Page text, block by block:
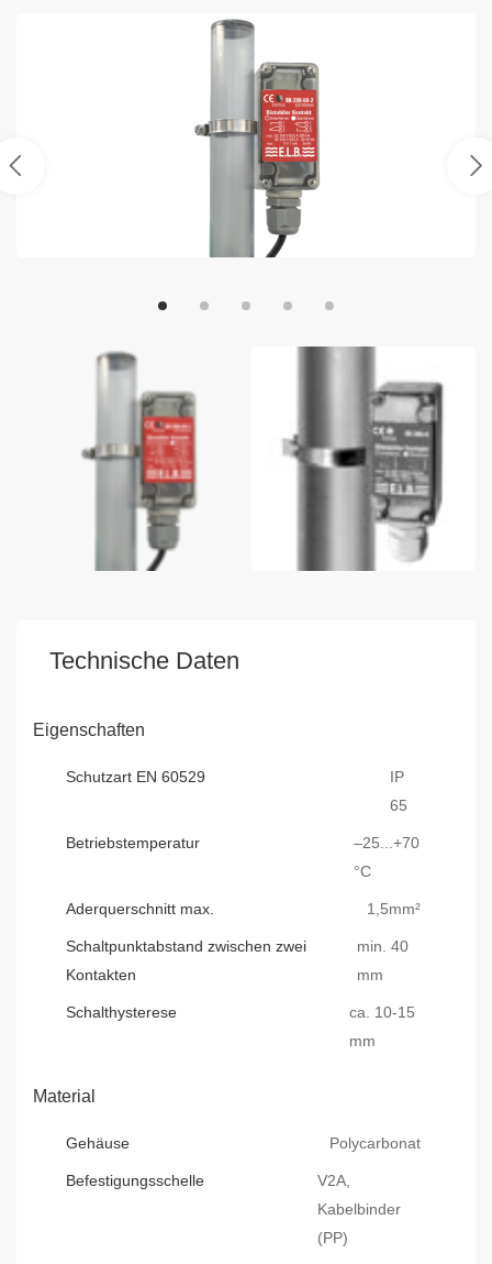
Technische Daten
Eigenschaften
Schutzart EN 60529
IP
65
Betriebstemperatur
–25...+70
°C
Aderquerschnitt max. 1,5mm²
Schaltpunktabstand zwischen zwei
Kontakten
min. 40
mm
Schalthysterese
ca. 10-15
mm
Material
Gehäuse Polycarbonat
Befestigungsschelle
V2A,
Kabelbinder
(PP)